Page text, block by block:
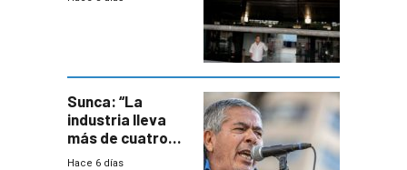
Sunca: “La
industria lleva
más de cuatro
meses sin
Hace 6 días